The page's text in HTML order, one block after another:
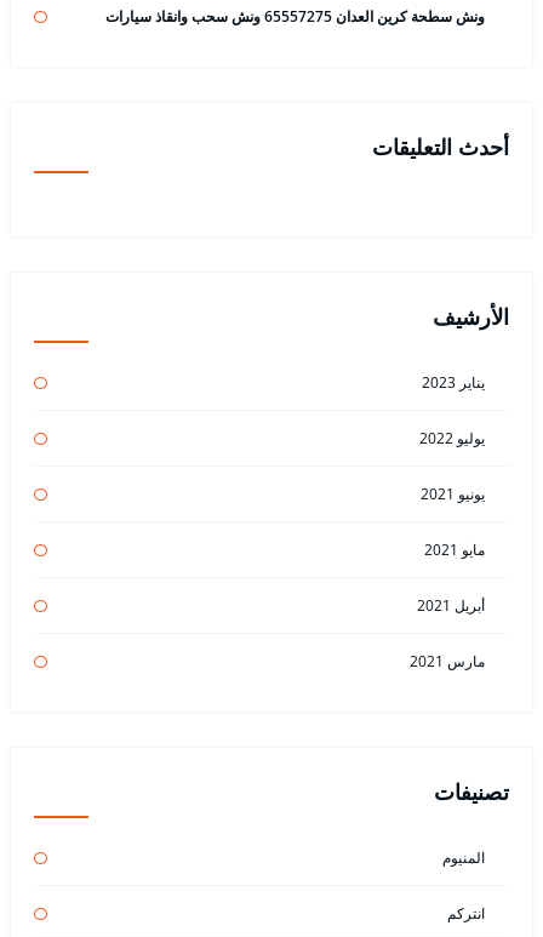
ونش سطحة كرين العدان 65557275 ونش سحب وانقاذ سيارات
أحدث التعليقات
الأرشيف
يناير 2023
يوليو 2022
يونيو 2021
مايو 2021
أبريل 2021
مارس 2021
تصنيفات
المنيوم
انتركم